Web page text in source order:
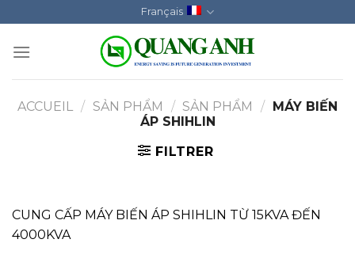
to
content
Français
ACCUEIL / SẢN PHẨM / SẢN PHẨM / MÁY BIẾN
ÁP SHIHLIN
FILTRER
CUNG CẤP MÁY BIẾN ÁP SHIHLIN TỪ 15KVA ĐẾN
4000KVA